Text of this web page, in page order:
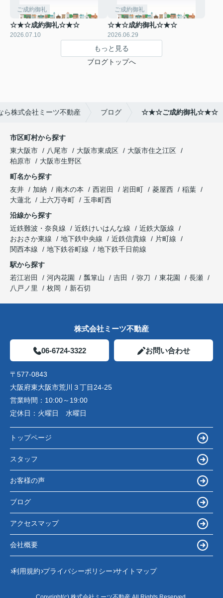
ご成約御礼
☆★☆成約御礼☆★☆
2026.07.10
ご成約御礼
☆★☆成約御礼☆★☆
2026.06.29
もっと見る
ブログトップへ
ら株式会社ミーツ不動産 ブログ ☆★☆ご成約御礼☆★☆
市区町村から探す
東大阪市
八尾市 大阪市東成区
大阪市住之江区
柏原市
大阪市生野区
町名から探す
友井
加納 南木の本 西岩田 岩田町 菱屋西
稲葉
大蓮北
上六万寺町
玉串町西
沿線から探す
近鉄難波・奈良線
近鉄けいはんな線
近鉄大阪線
おおさか東線
地下鉄中央線 近鉄信貴線
片町線
関西本線
地下鉄谷町線
地下鉄千日前線
駅から探す
若江岩田
河内花園 瓢箪山 吉田 弥刀 東花園
長瀬
八戸ノ里
枚岡 新石切
株式会社ミーツ不動産
06-6724-3322 お問い合わせ
〒577-0843
大阪府東大阪市荒川３丁目24-25
営業時間： 10:00～19:00
定休日： 火曜日 水曜日
トップページ
スタッフ
お客様の声
ブログ
アクセスマップ
会社概要
利用規約 プライバシーポリシー サイトマップ